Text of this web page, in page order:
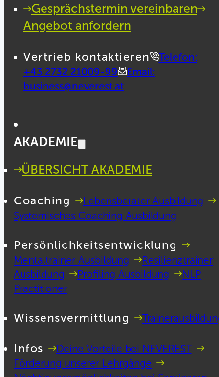
Gesprächstermin vereinbaren
Angebot anfordern
Vertrieb kontaktieren
Telefon:
+43 2732 21009-99
Email:
business@neverest.at
AKADEMIE
ÜBERSICHT AKADEMIE
Coaching
Lebensberater Ausbildung
Systemisches Coaching Ausbildung
Persönlichkeitsentwicklung
Mentaltrainer Ausbildung
Resilienztrainer
Ausbildung
Profiling Ausbildung
NLP
Practitioner
Wissensvermittlung
Infos
Deine Vorteile bei NEVEREST
Förderung unserer Lehrgänge